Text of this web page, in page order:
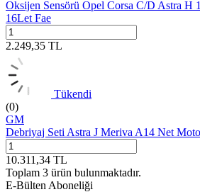
Oksijen Sensörü Opel Corsa C/D Astra H
16Let Fae
2.249,35 TL
Tükendi
(0)
GM
Debriyaj Seti Astra J Meriva A14 Net
10.311,34 TL
Toplam 3 ürün bulunmaktadır.
E-Bülten Aboneliği